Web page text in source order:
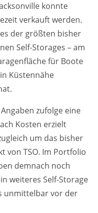
konnte
verkauft werden.
der größten bisher
Self-Storages – am
für Boote
Küstennähe
zufolge eine
Kosten erzielt
um das bisher
von TSO. Im Portfolio
demnach noch
weiteres Self-Storage
unmittelbar vor der